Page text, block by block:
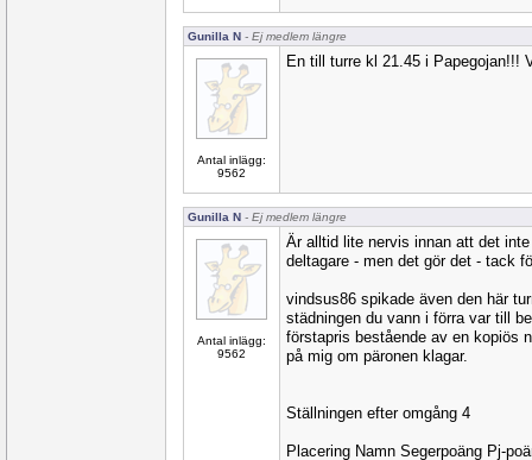
Gunilla N - Ej medlem längre
Antal inlägg:
9562
En till turre kl 21.45 i Papegojan!!!
Gunilla N - Ej medlem längre
Antal inlägg:
9562
Är alltid lite nervis innan att det
deltagare - men det gör det - tack
vindsus86 spikade även den här
städningen du vann i förra var till
förstapris bestående av en kopiös
på mig om päronen klagar.
Ställningen efter omgång 4
Placering Namn Segerpoäng Pj-